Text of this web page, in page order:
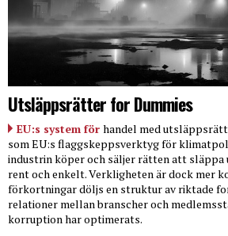
Utsläppsrätter for Dummies
EU:s system för handel med
som EU:s flaggskeppsverktyg för
industrin köper och säljer rätten att släppa
rent och enkelt. Verkligheten är dock mer
förkortningar döljs en struktur av riktade
relationer mellan branscher och
korruption har optimerats.